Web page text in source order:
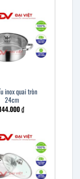
inox quai tròn
24cm
₫